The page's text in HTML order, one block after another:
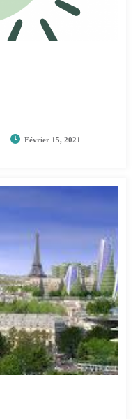
Février 15, 2021